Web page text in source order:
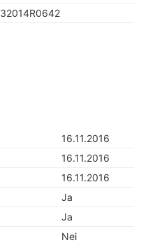
32014R0642
16.11.2016
16.11.2016
16.11.2016
Ja
Ja
Nei